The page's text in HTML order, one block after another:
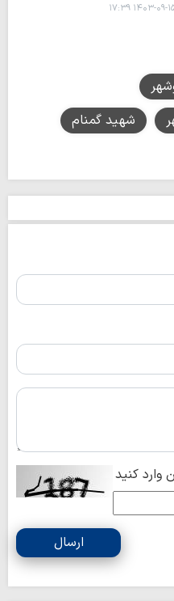
۰۹-۱۵ ۱۷:۳۹
شهید گمنام
وارد کنید
ارسال